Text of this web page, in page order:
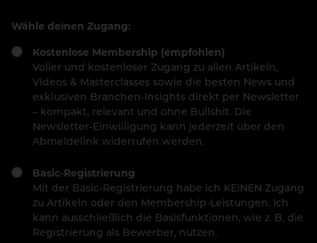
Wähle deinen Zugang:
Kostenlose Membership (empfohlen)
Voller und kostenloser Zugang zu allen Artikeln,
Videos & Masterclasses sowie die besten News und
exklusiven Branchen-Insights direkt per Newsletter
– kompakt, relevant und ohne Bullshit. Die
Newsletter-Einwilligung kann jederzeit über den
Abmeldelink widerrufen werden.
Basic-Registrierung
Mit der Basic-Registrierung habe ich KEINEN Zugang
zu Artikeln oder den Membership-Leistungen. Ich
kann ausschließlich die Basisfunktionen, wie z. B. die
Registrierung als Bewerber, nutzen.